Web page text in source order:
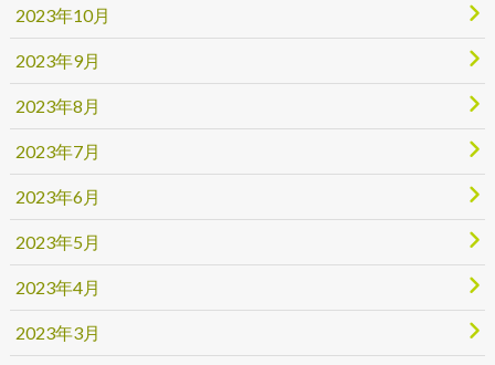
2023年10月
2023年9月
2023年8月
2023年7月
2023年6月
2023年5月
2023年4月
2023年3月